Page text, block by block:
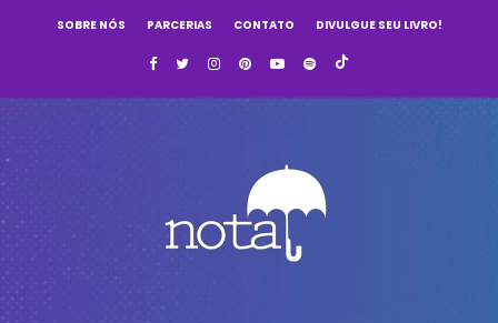
SOBRE NÓS PARCERIAS CONTATO DIVULGUE SEU LIVRO!